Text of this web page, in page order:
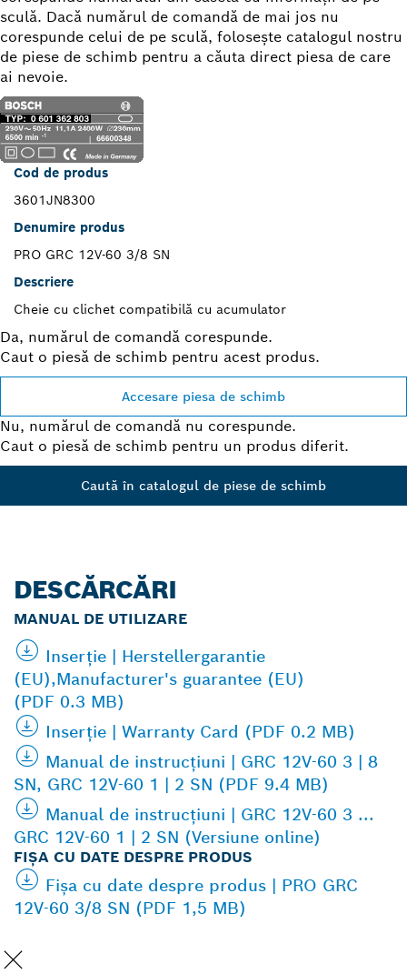
sculă. Dacă numărul de comandă de mai jos nu
corespunde celui de pe sculă, foloseşte catalogul nostru
de piese de schimb pentru a căuta direct piesa de care
ai nevoie.
Cod de produs
3601JN8300
Denumire produs
PRO GRC 12V-60 3/8 SN
Descriere
Cheie cu clichet compatibilă cu acumulator
Da, numărul de comandă corespunde.
Caut o piesă de schimb pentru acest produs.
Accesare piesa de schimb
Nu, numărul de comandă nu corespunde.
Caut o piesă de schimb pentru un produs diferit.
Caută în catalogul de piese de schimb
DESCĂRCĂRI
MANUAL DE UTILIZARE
Inserţie | Herstellergarantie
(EU),Manufacturer's guarantee (EU)
(PDF 0.3 MB)
Inserţie | Warranty Card (PDF 0.2 MB)
Manual de instrucţiuni | GRC 12V-60 3 | 8
SN, GRC 12V-60 1 | 2 SN (PDF 9.4 MB)
Manual de instrucţiuni | GRC 12V-60 3 ...
GRC 12V-60 1 | 2 SN (Versiune online)
FIŞA CU DATE DESPRE PRODUS
Fişa cu date despre produs | PRO GRC
12V-60 3/8 SN (PDF 1,5 MB)